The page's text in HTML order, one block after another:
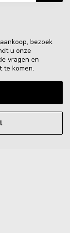
bezoek
u onze
vragen en
te komen.